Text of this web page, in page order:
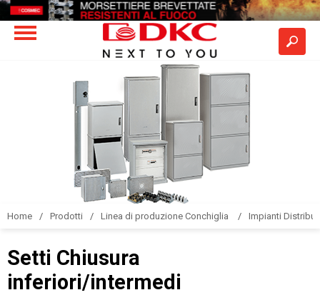
Home Prodotti Linea di produzione Conchiglia Impianti
Setti Chiusura
inferiori/intermedi